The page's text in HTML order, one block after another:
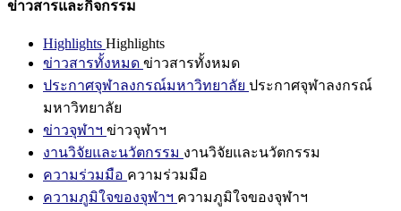
ข่าวสารและกิจกรรม
Highlights Highlights
ข่าวสารทั้งหมด ข่าวสารทั้งหมด
ประกาศจุฬาลงกรณ์มหาวิทยาลัย ประกาศจุฬาลงกรณ์
มหาวิทยาลัย
ข่าวจุฬาฯ ข่าวจุฬาฯ
งานวิจัยและนวัตกรรม งานวิจัยและนวัตกรรม
ความร่วมมือ ความร่วมมือ
ความภูมิใจของจุฬาฯ ความภูมิใจของจุฬาฯ